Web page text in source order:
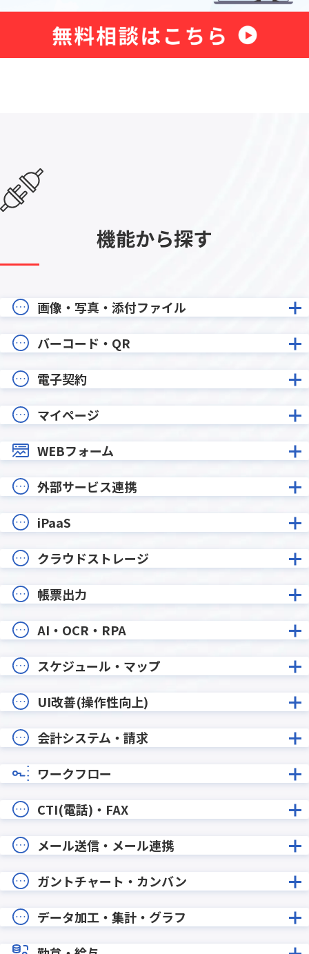
機能から探す
画像・写真・添付ファイル
バーコード・QR
電子契約
マイページ
WEBフォーム
外部サービス連携
iPaaS
クラウドストレージ
帳票出力
AI・OCR・RPA
スケジュール・マップ
UI改善(操作性向上)
会計システム・請求
ワークフロー
CTI(電話)・FAX
メール送信・メール連携
ガントチャート・カンバン
データ加工・集計・グラフ